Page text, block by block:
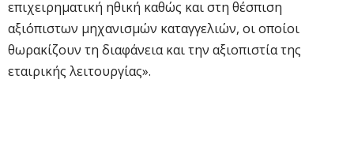
επιχειρηματική ηθική καθώς και στη θέσπιση
αξιόπιστων μηχανισμών καταγγελιών, οι οποίοι
θωρακίζουν τη διαφάνεια και την αξιοπιστία της
εταιρικής λειτουργίας».